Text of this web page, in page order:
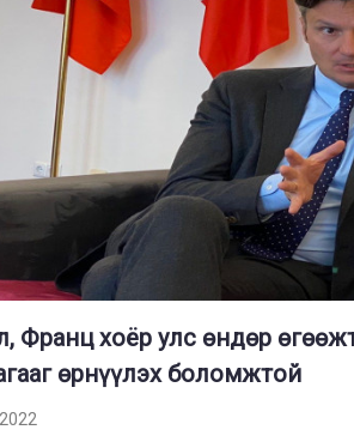
Франц хоёр улс өндөр
өрнүүлэх боломжтой